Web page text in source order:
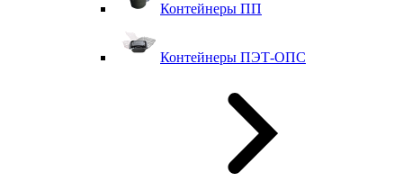
Контейнеры ПП
Контейнеры ПЭТ-ОПС